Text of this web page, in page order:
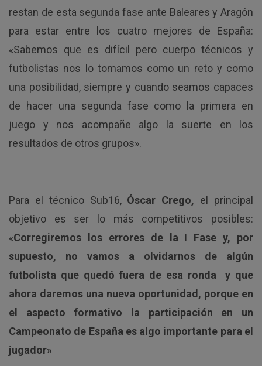
restan de esta segunda fase ante Baleares y Aragón
para estar entre los cuatro mejores de España:
«Sabemos que es difícil pero cuerpo técnicos y
futbolistas nos lo tomamos como un reto y como
una posibilidad, siempre y cuando seamos capaces
de hacer una segunda fase como la primera en
juego y nos acompañe algo la suerte en los
resultados de otros grupos».
Para el técnico Sub16,Óscar Crego, el principal
objetivo es ser lo más competitivos posibles:
«Corregiremos los errores de la I Fase y, por
supuesto, no vamos a olvidarnos de algún
futbolista que quedó fuera de esa ronda y que
ahora daremos una nueva oportunidad, porque en
el aspecto formativo la participación en un
Campeonato de España es algo importante para el
jugador»